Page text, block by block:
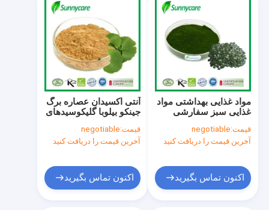
آنتی اکسیدان عصاره برگ
جینکو بیلوبا گلیکوسیدهای
6٪
قیمت:negotiable
آخرین قیمت را دریافت کنید
اکنون تماس بگیرید
مواد غذایی بهداشتی مواد
غذایی سبز سفارشی
اسپیرولینا پلاتینس
قیمت:negotiable
آخرین قیمت را دریافت کنید
اکنون تماس بگیرید